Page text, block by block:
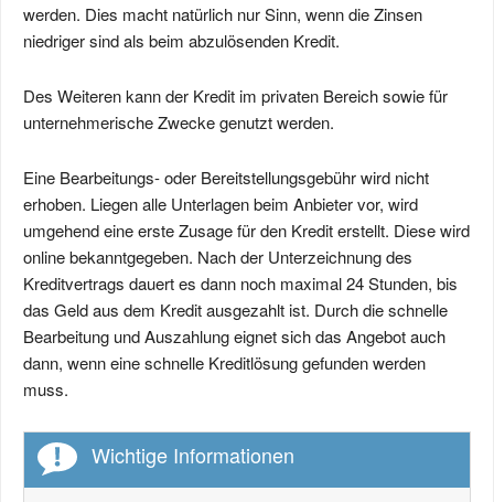
werden. Dies macht natürlich nur Sinn, wenn die Zinsen
niedriger sind als beim abzulösenden Kredit.
Des Weiteren kann der Kredit im privaten Bereich sowie für
unternehmerische Zwecke genutzt werden.
Eine Bearbeitungs- oder Bereitstellungsgebühr wird nicht
erhoben. Liegen alle Unterlagen beim Anbieter vor, wird
umgehend eine erste Zusage für den Kredit erstellt. Diese wird
online bekanntgegeben. Nach der Unterzeichnung des
Kreditvertrags dauert es dann noch maximal 24 Stunden, bis
das Geld aus dem Kredit ausgezahlt ist. Durch die schnelle
Bearbeitung und Auszahlung eignet sich das Angebot auch
dann, wenn eine schnelle Kreditlösung gefunden werden
muss.
Wichtige Informationen